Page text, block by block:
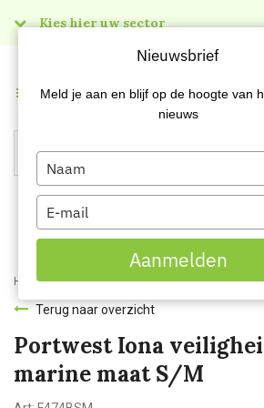
Kies hier uw sector
Menu
Home Webshop Werkkleding Bedrijfs- en
Terug naar overzicht
Portwest Iona
marine maat S/M
Nieuwsbrief
Meld je aan en blijf op de hoogte van
nieuws
Type
your
name
Type
your
email
Aanmelden